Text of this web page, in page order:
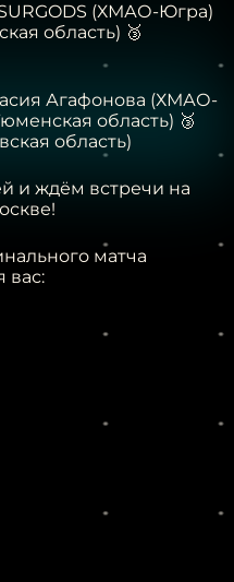
(ХМАО-Югра)
область) 🥉
Агафонова (ХМАО-
область) 🥉
область)
и ждём встречи на
матча
вас: